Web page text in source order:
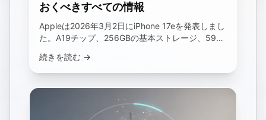
おくべきすべての情報
Appleは2026年3月2日にiPhone 17eを発表しまし
た。A19チップ、256GBの基本ストレージ、599
紹介します。
続きを読む →